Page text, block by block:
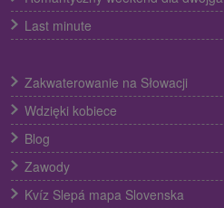
Last minute
Zakwaterowanie na Słowacji
Wdzięki kobiece
Blog
Zawody
Kvíz Slepá mapa Slovenska